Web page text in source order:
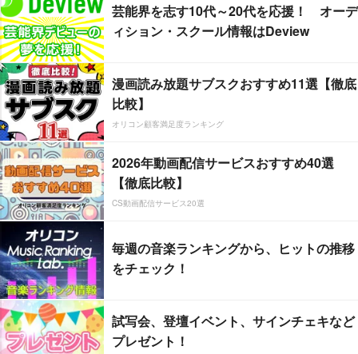
芸能界を志す10代～20代を応援！ オーデ
ィション・スクール情報はDeview
漫画読み放題サブスクおすすめ11選【徹底
比較】
オリコン顧客満足度ランキング
2026年動画配信サービスおすすめ40選
【徹底比較】
CS動画配信サービス20選
毎週の音楽ランキングから、ヒットの推移
をチェック！
試写会、登壇イベント、サインチェキなど
プレゼント！